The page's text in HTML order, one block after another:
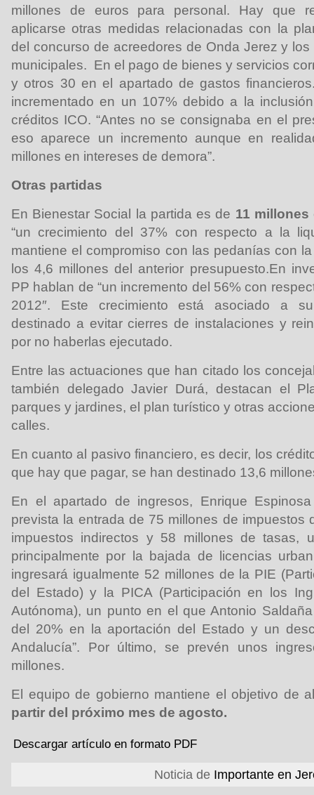
millones de euros para personal. Hay que
aplicarse otras medidas relacionadas con la
del concurso de acreedores de Onda Jerez y
municipales. En el pago de bienes y servicios
y otros 30 en el apartado de gastos
incrementado en un 107% debido a la
créditos ICO. “Antes no se consignaba en el
eso aparece un incremento aunque en
millones en intereses de demora”.
Otras partidas
En Bienestar Social la partida es de 11 millones
“un crecimiento del 37% con respecto a la
mantiene el compromiso con las pedanías con
los 4,6 millones del anterior presupuesto.En
PP hablan de “un incremento del 56% con
2012″. Este crecimiento está asociado a
destinado a evitar cierres de instalaciones y
por no haberlas ejecutado.
Entre las actuaciones que han citado los
también delegado Javier Durá, destacan el
parques y jardines, el plan turístico y otras
calles.
En cuanto al pasivo financiero, es decir, los
que hay que pagar, se han destinado 13,6
En el apartado de ingresos, Enrique
prevista la entrada de 75 millones de impuestos
impuestos indirectos y 58 millones de tasas,
principalmente por la bajada de licencias
ingresará igualmente 52 millones de la PIE
del Estado) y la PICA (Participación en los
Autónoma), un punto en el que Antonio
del 20% en la aportación del Estado y un
Andalucía”. Por último, se prevén unos
millones.
El equipo de gobierno mantiene el objetivo de
partir del próximo mes de agosto.
Descargar artículo en formato PDF
Noticia de Importante en